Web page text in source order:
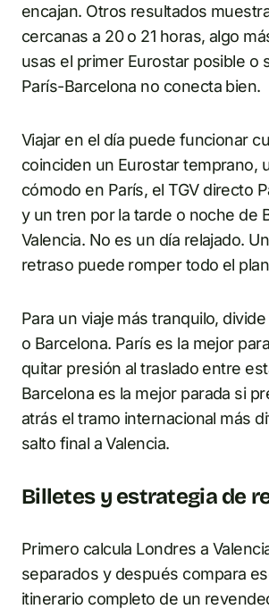
encajan. Otros resultados
cercanas a 20 o 21 horas, algo
usas el primer Eurostar posible o
París-Barcelona no conecta bien.
Viajar en el día puede funcionar
coinciden un Eurostar temprano,
cómodo en París, el TGV directo
y un tren por la tarde o noche de
Valencia. No es un día relajado.
retraso puede romper todo el
Para un viaje más tranquilo,
o Barcelona. París es la mejor
quitar presión al traslado entre
Barcelona es la mejor parada si
atrás el tramo internacional más
salto final a Valencia.
Billetes y estrategia de
Primero calcula Londres a
separados y después compara
itinerario completo de un